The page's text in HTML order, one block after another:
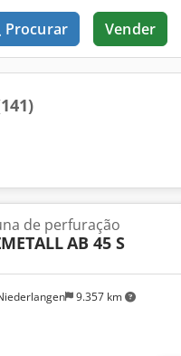
Procurar Vender
9.357 km
de perfuração
AB 45 S